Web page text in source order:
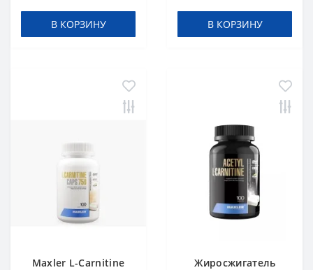
В КОРЗИНУ В КОРЗИНУ
Maxler L-Carnitine
Жиросжигатель